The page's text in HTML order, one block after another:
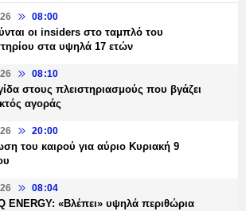
08:00
οι insiders στο ταμπλό του
στα υψηλά 17 ετών
08:10
στους πλειστηριασμούς που βγάζει
αγοράς
20:00
του καιρού για αύριο Κυριακή 9
08:04
ENERGY: «Βλέπει» υψηλά περιθώρια